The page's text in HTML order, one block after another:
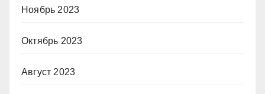
Ноябрь 2023
Октябрь 2023
Август 2023